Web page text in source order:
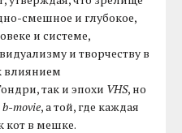
смешное и глубокое,
и системе,
и творчеству в
влиянием
так и эпохи VHS, но
b-movie, а той, где каждая
кот в мешке.